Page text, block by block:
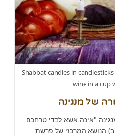
Shabbat candles in
wine in a cup
של מנגינה
"איכה אשא לבדי טרחכם
הנושא המרכזי של פרשת